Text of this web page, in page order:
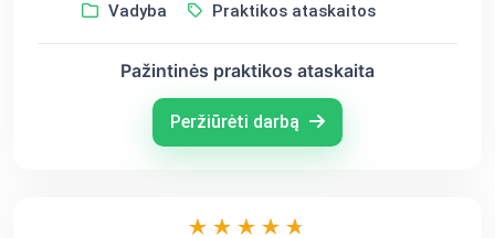
Vadyba Praktikos ataskaitos
Pažintinės praktikos ataskaita
Peržiūrėti darbą